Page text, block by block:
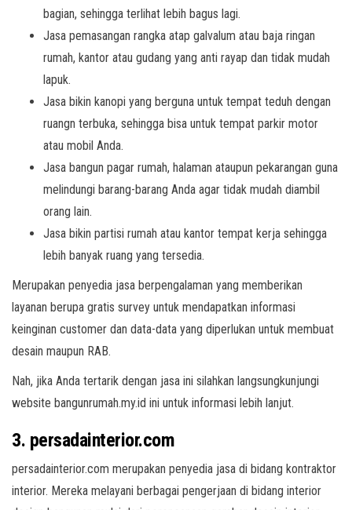
bagian, sehingga terlihat lebih bagus lagi.
Jasa pemasangan rangka atap galvalum atau baja ringan
rumah, kantor atau gudang yang anti rayap dan tidak mudah
lapuk.
Jasa bikin kanopi yang berguna untuk tempat teduh dengan
ruangn terbuka, sehingga bisa untuk tempat parkir motor
atau mobil Anda.
Jasa bangun pagar rumah, halaman ataupun pekarangan guna
melindungi barang-barang Anda agar tidak mudah diambil
orang lain.
Jasa bikin partisi rumah atau kantor tempat kerja sehingga
lebih banyak ruang yang tersedia.
Merupakan penyedia jasa berpengalaman yang memberikan
layanan berupa gratis survey untuk mendapatkan informasi
keinginan customer dan data-data yang diperlukan untuk membuat
desain maupun RAB.
Nah, jika Anda tertarik dengan jasa ini silahkan langsungkunjungi
website bangunrumah.my.id ini untuk informasi lebih lanjut.
3. persadainterior.com
persadainterior.com merupakan penyedia jasa di bidang kontraktor
interior. Mereka melayani berbagai pengerjaan di bidang interior